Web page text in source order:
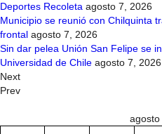
Deportes Recoleta agosto 7, 2026
Municipio se reunió con Chilquinta
frontal agosto 7, 2026
Sin dar pelea Unión San Felipe se
Universidad de Chile agosto 7, 2026
Next
Prev
agosto